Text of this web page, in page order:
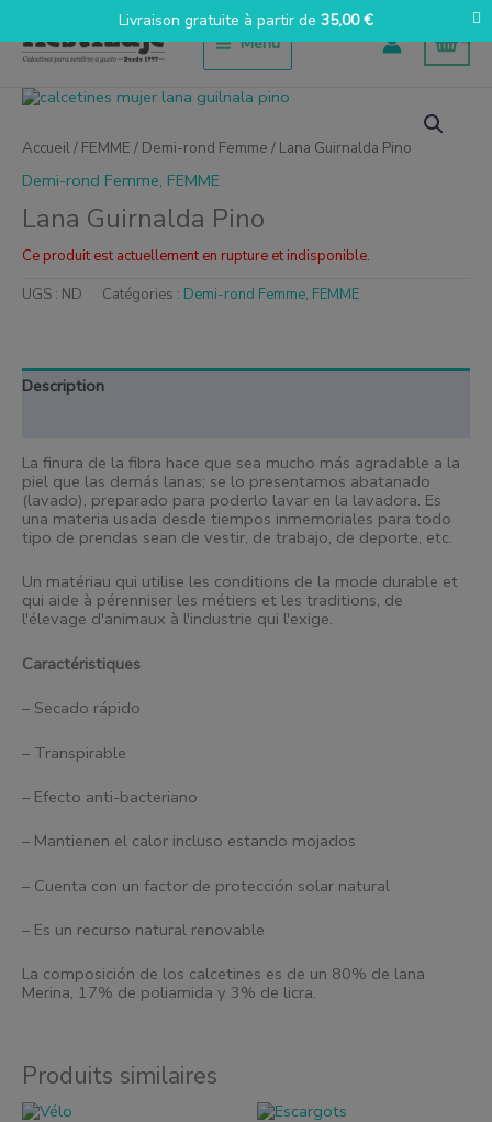
contenu
Menu
Accueil/ FEMME / Demi-rond Femme / Lana Guirnalda Pino
Demi-rond Femme, FEMME
Lana Guirnalda Pino
Ce produit est actuellement en rupture et indisponible.
UGS : ND Catégories : Demi-rond Femme, FEMME
Description
La finura de la fibra hace que sea mucho más agradable a la
piel que las demás lanas; se lo presentamos abatanado
(lavado), preparado para poderlo lavar en la lavadora. Es
una materia usada desde tiempos inmemoriales para todo
tipo de prendas sean de vestir, de trabajo, de deporte, etc.
Un matériau qui utilise les conditions de la mode durable et
qui aide à pérenniser les métiers et les traditions, de
l'élevage d'animaux à l'industrie qui l'exige.
Caractéristiques
– Secado rápido
– Transpirable
– Efecto anti-bacteriano
– Mantienen el calor incluso estando mojados
– Cuenta con un factor de protección solar natural
– Es un recurso natural renovable
La composición de los calcetines es de un 80% de lana
Merina, 17% de poliamida y 3% de licra.
Produits similaires
Livraison gratuite à partir de 35,00€